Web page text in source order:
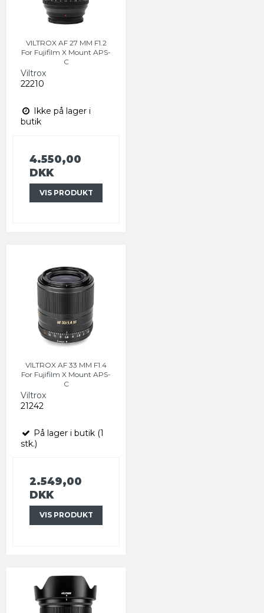
VILTROX AF 27 MM F1.2
For Fujifilm X Mount APS-
C
Viltrox
22210
Ikke på lager i
butik
4.550,00
DKK
VIS PRODUKT
VILTROX AF 33 MM F1.4
For Fujifilm X Mount APS-
C
Viltrox
21242
På lager i butik (1
stk.)
2.549,00
DKK
VIS PRODUKT